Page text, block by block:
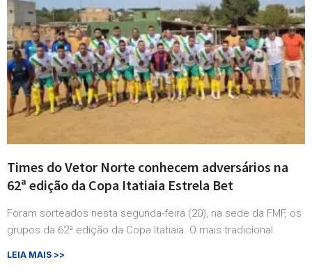
Times do Vetor Norte conhecem adversários na
62ª edição da Copa Itatiaia Estrela Bet
Foram sorteados nesta segunda-feira (20), na sede da FMF, os
grupos da 62ª edição da Copa Itatiaia. O mais tradicional
LEIA MAIS >>